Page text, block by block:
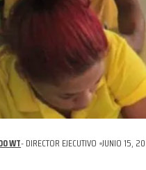
WT- DIRECTOR EJECUTIVO JUNIO 15,